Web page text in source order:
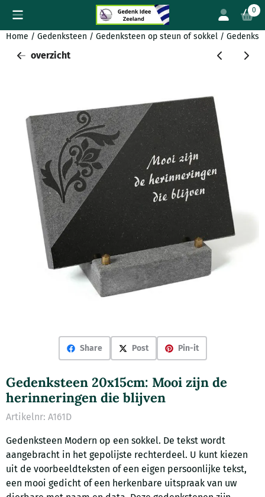
Cookievoorkeuren zijn beschikbaar. Kies instellingen of sta0
Home / Gedenksteen / Gedenksteen op steun of sokkel /
overzicht
Share Post Pin-it
Gedenksteen 20x15cm: Mooi zijn de
herinneringen die blijven
Artikelnr: A161D
Gedenksteen Modern op een sokkel. De tekst wordt
aangebracht in het gepolijste rechterdeel. U kunt kiezen
uit de voorbeeldteksten of een eigen persoonlijke tekst,
een mooi gedicht of een herkenbare uitspraak van uw